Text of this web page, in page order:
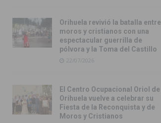
Orihuela revivió la batalla entre
moros y cristianos con una
espectacular guerrilla de
pólvora y la Toma del Castillo
22/07/2026
El Centro Ocupacional Oriol de
Orihuela vuelve a celebrar su
Fiesta de la Reconquista y de
Moros y Cristianos